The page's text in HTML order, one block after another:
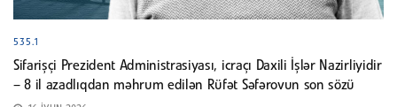
535.1
Sifarişçi Prezident Administrasiyası, icraçı Daxili İşlər Nazirliyidir
– 8 il azadlıqdan məhrum edilən Rüfət Səfərovun son sözü